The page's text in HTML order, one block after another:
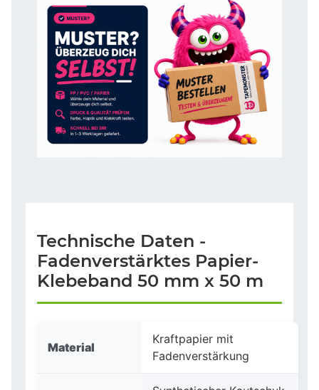
Technische Daten -
Fadenverstärktes Papier-
Klebeband 50 mm x 50 m
Material
Kraftpapier mit
Fadenverstärkung